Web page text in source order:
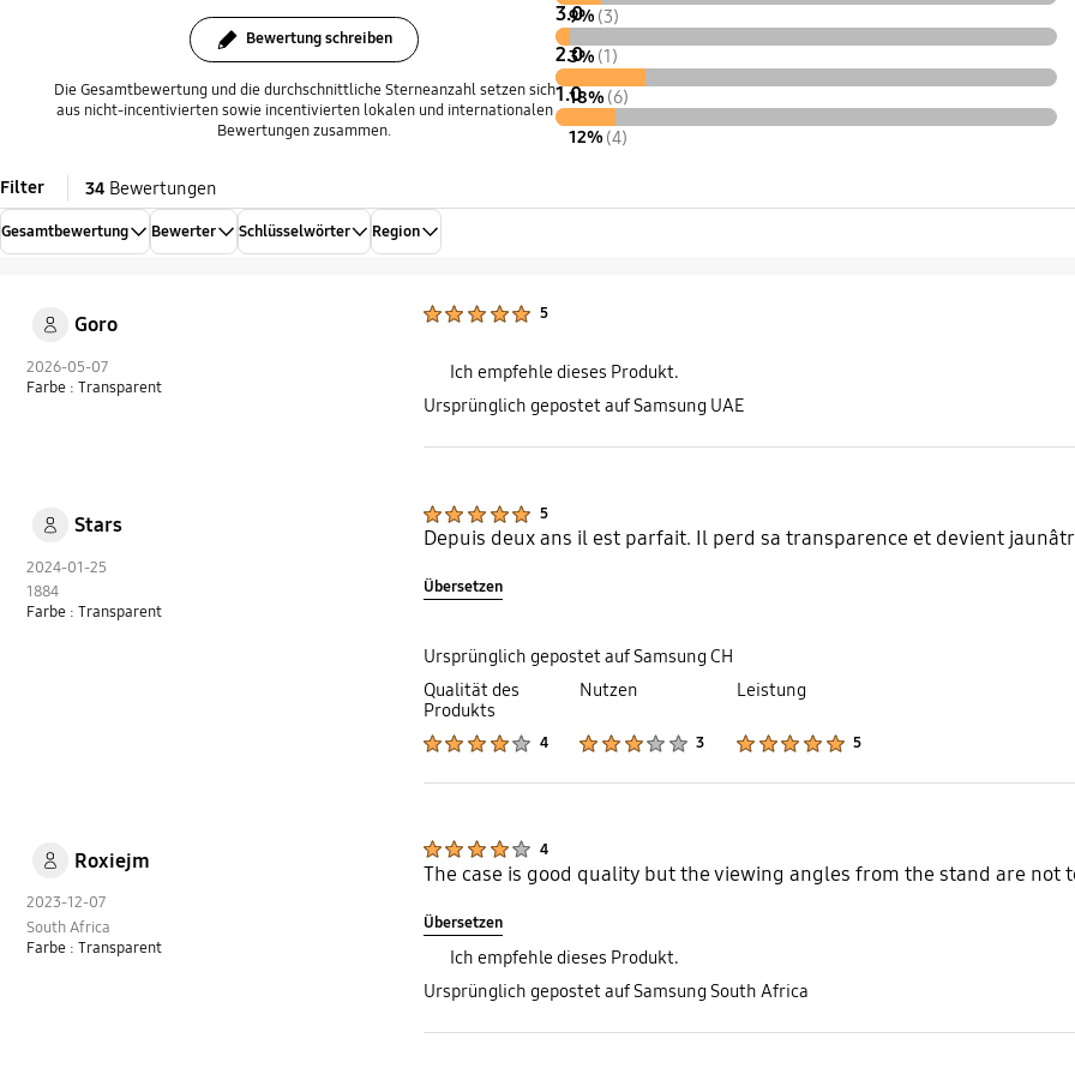
Bewertung schreiben
Die Gesamtbewertung und die durchschnittliche Sterneanzahl setzen sich
aus nicht-incentivierten sowie incentivierten lokalen und internationalen
Bewertungen zusammen.
9% (3)
3.0
3% (1)
2.0
18% (6)
1.0
12% (4)
Filter 34 Bewertungen
Gesamtbewertung Bewerter Schlüsselwörter Region
Goro
2026-05-07
Farbe : Transparent
5
Ich empfehle dieses Produkt.
Ursprünglich gepostet auf Samsung UAE
Stars
2024-01-25
1884
Farbe : Transparent
5
Depuis deux ans il est parfait. Il perd sa transparence et devient
Übersetzen
Ursprünglich gepostet auf Samsung CH
Qualität des
Produkts
4
Nutzen
3
Leistung
5
Roxiejm
2023-12-07
South Africa
Farbe : Transparent
4
The case is good quality but the viewing angles from the stand are not
Übersetzen
Ich empfehle dieses Produkt.
Ursprünglich gepostet auf Samsung South Africa